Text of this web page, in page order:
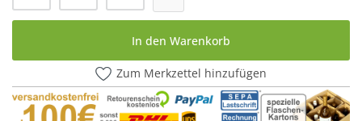
In den Warenkorb
Zum Merkzettel hinzufügen